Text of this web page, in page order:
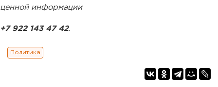
ценной информации
+7 922 143 47 42.
Политика